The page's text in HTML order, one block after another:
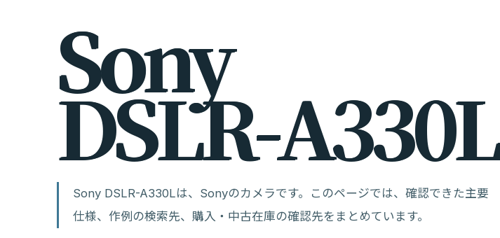
Sony
DSLR-A330L
Sony DSLR-A330Lは、Sonyのカメラです。このページでは、確認できた主要
仕様、作例の検索先、購入・中古在庫の確認先をまとめています。